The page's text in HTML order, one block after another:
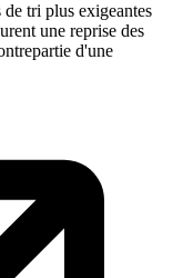
tri plus exigeantes
une reprise des
d'une